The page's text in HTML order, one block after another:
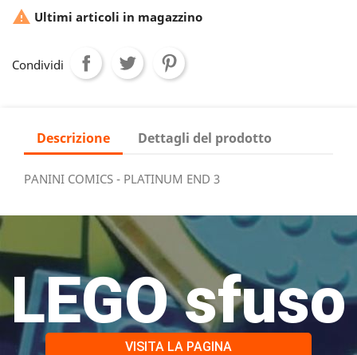
 Ultimi articoli in magazzino
Condividi
Descrizione Dettagli del prodotto
PANINI COMICS - PLATINUM END 3
LEGO sfuso
VISITA LA PAGINA